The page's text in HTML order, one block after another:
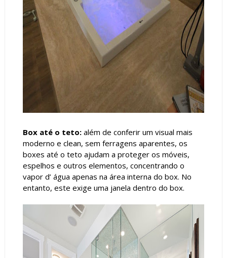
Box até o teto:além de conferir um visual mais
moderno e clean, sem ferragens aparentes, os
boxes até o teto ajudam a proteger os móveis,
espelhos e outros elementos, concentrando o
vapor d’ água apenas na área interna do box. No
entanto, este exige uma janela dentro do box.